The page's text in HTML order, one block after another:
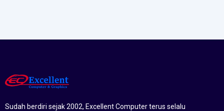
Sudah berdiri sejak 2002, Excellent Computer terus selalu